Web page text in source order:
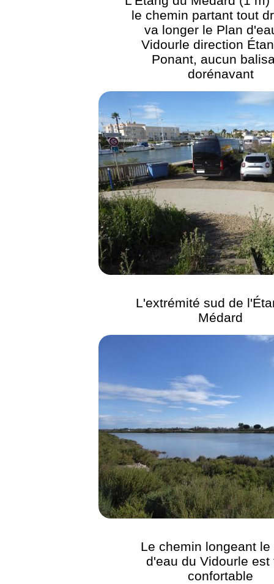
le chemin partant tout
va longer le Plan
Vidourle direction
Ponant, aucun
dorénavant
L'extrémité sud de
Médard
Le chemin longeant le
d'eau du Vidourle est
confortable